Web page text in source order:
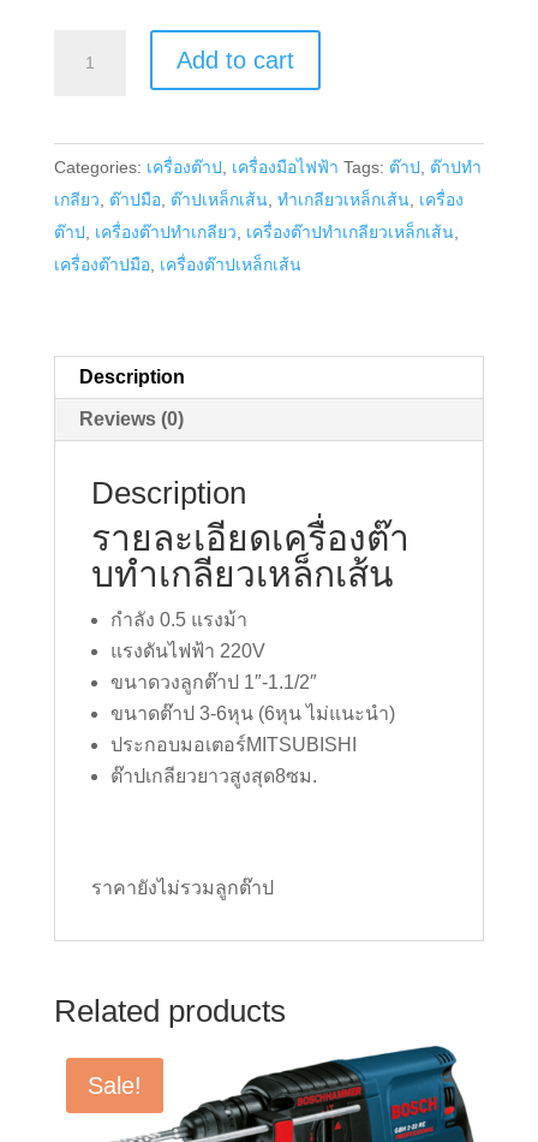
was:
฿19,500.00.
เกลียว
เหล็ก
เส้น
quantity
Add to cart
Categories: เครื่องต๊าป เครื่องมือไฟฟ้า Tags: ต๊าป
ต๊าปทำ
เกลียว
ต๊าปมือ, ต๊าปเหล็กเส้น, ทำเกลียวเหล็กเส้น, เครื่อง
ต๊าป
เครื่องต๊าปทำเกลียว เครื่องต๊าปทำเกลียวเหล็กเส้น,
เครื่องต๊าปมือ, เครื่องต๊าปเหล็กเส้น
Description
Reviews (0)
Description
รายละเอียดเครื่องต๊า
บทำเกลียวเหล็กเส้น
กำลัง 0.5 แรงม้า
แรงดันไฟฟ้า 220V
ขนาดวงลูกต๊าป 1″-1.1/2″
ขนาดต๊าป 3-6หุน (6หุน ไม่แนะนำ)
ประกอบมอเตอร์MITSUBISHI
ต๊าปเกลียวยาวสูงสุด8ซม.
ราคายังไม่รวมลูกต๊าป
Related products
Sale!